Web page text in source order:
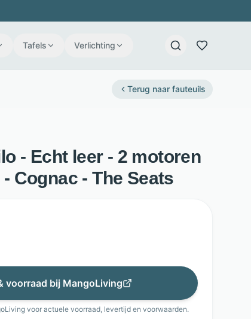
Tafels Verlichting
Terug naar fauteuils
- Echt leer - 2 motoren
Cognac - The Seats
voorraad bij MangoLiving
voor actuele voorraad, levertijd en voorwaarden.